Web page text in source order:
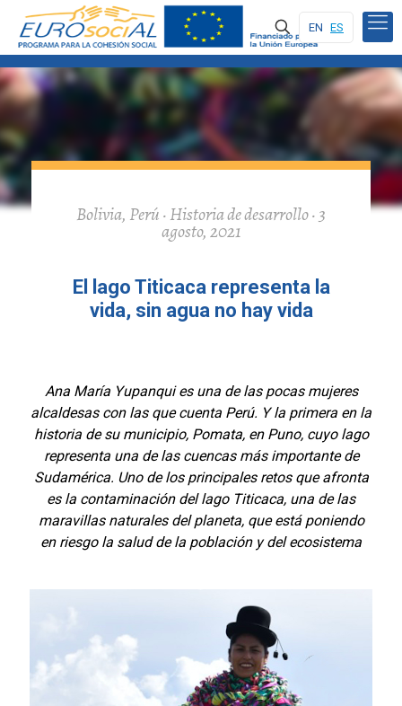
EN ES
Bolivia, Perú · Historia de desarrollo · 3
agosto, 2021
El lago Titicaca representa la
vida, sin agua no hay vida
Ana María Yupanqui es una de las pocas mujeres
alcaldesas con las que cuenta Perú. Y la primera en la
historia de su municipio, Pomata, en Puno, cuyo lago
representa una de las cuencas más importante de
Sudamérica. Uno de los principales retos que afronta
es la contaminación del lago Titicaca, una de las
maravillas naturales del planeta, que está poniendo
en riesgo la salud de la población y del ecosistema